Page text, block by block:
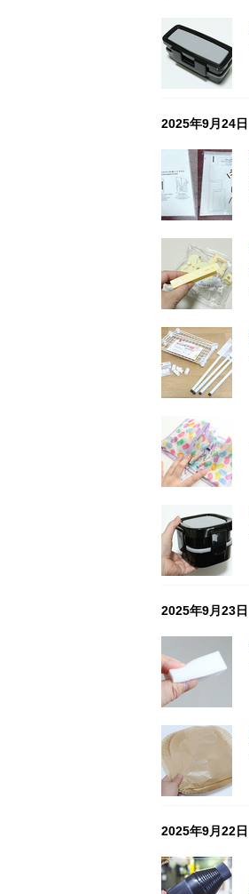
2025年9月24日
2025年9月23日
2025年9月22日